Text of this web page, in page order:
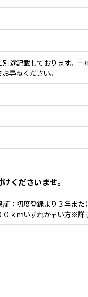
途記載しております。一
尋ねください。
くださいませ。
：初度登録より３年ま
ｋｍいずれか早い方※詳